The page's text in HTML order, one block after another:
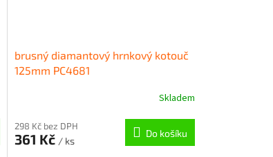
brusný diamantový hrnkový kotouč
125mm PC4681
Skladem
298 Kč bez DPH
361 Kč / ks
Do košíku